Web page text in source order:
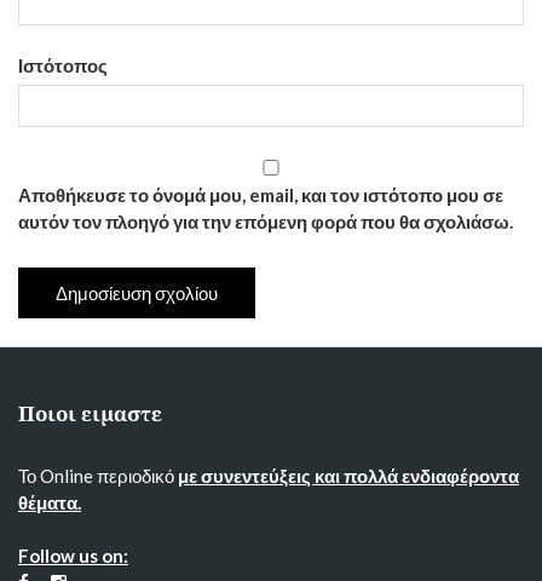
Ιστότοπος
Αποθήκευσε το όνομά μου, email, και τον ιστότοπο μου σε
αυτόν τον πλοηγό για την επόμενη φορά που θα σχολιάσω.
Ποιοι ειμαστε
Το Online περιοδικό με συνεντεύξεις και πολλά ενδιαφέροντα
θέματα.
Follow us on: